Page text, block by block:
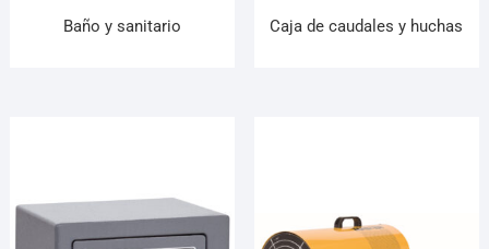
Baño y sanitario Caja de caudales y huchas